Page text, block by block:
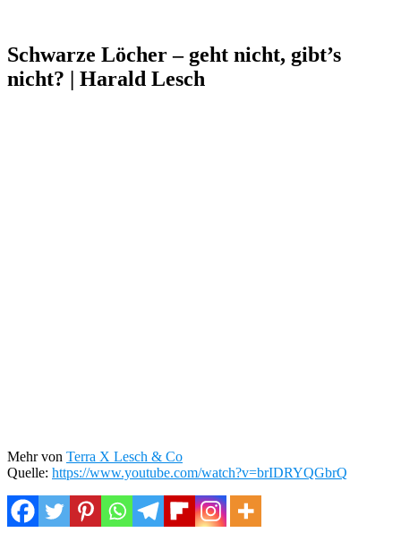
Schwarze Löcher – geht nicht, gibt’s
nicht? | Harald Lesch
Mehr von Terra X Lesch & Co
Quelle: https://www.youtube.com/watch?v=brIDRYQGbrQ